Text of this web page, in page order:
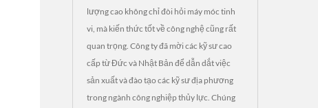
lượng cao không chỉ đòi hỏi máy móc tinh
vi, mà kiến thức tốt về công nghệ cũng rất
quan trọng. Công ty đã mời các kỹ sư cao
cấp từ Đức và Nhật Bản để dẫn dắt việc
sản xuất và đào tạo các kỹ sư địa phương
trong ngành công nghiệp thủy lực. Chúng